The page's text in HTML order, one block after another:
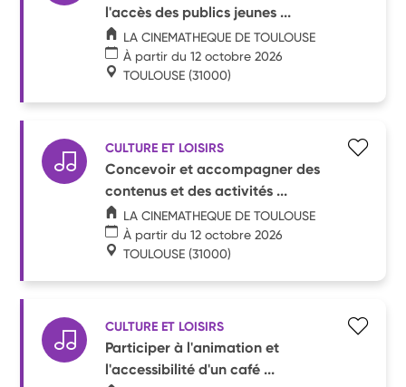
l'accès des publics jeunes ...
LA CINEMATHEQUE DE TOULOUSE
À partir du 12 octobre 2026
TOULOUSE (31000)
CULTURE ET LOISIRS
Concevoir et accompagner des
contenus et des activités ...
LA CINEMATHEQUE DE TOULOUSE
À partir du 12 octobre 2026
TOULOUSE (31000)
CULTURE ET LOISIRS
Participer à l'animation et
l'accessibilité d'un café ...